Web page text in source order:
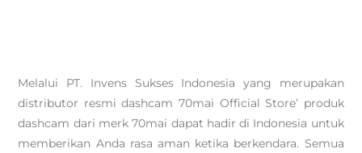
Melalui PT. Invens Sukses Indonesia yang merupakan
distributor resmi dashcam 70mai Official Store’ produk
dashcam dari merk 70mai dapat hadir di Indonesia untuk
memberikan Anda rasa aman ketika berkendara. Semua